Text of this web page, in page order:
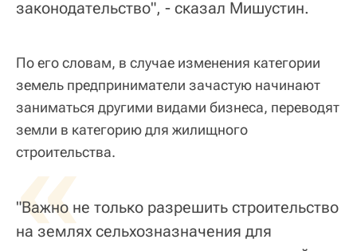
законодательство", - сказал Мишустин.
По его словам, в случае изменения категории
земель предприниматели зачастую начинают
заниматься другими видами бизнеса, переводят
земли в категорию для жилищного
строительства.
«
"Важно не только разрешить строительство
на землях сельхозназначения для